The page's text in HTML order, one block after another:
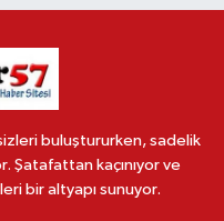
buluştururken, sadelik
Şatafattan kaçınıyor ve
bir altyapı sunuyor.